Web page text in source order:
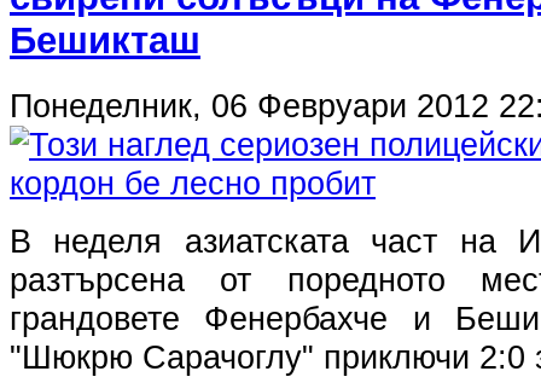
Бешикташ
Понеделник, 06 Февруари 2012
В неделя азиатската част на
разтърсена от поредното
грандовете Фенербахче и
"Шюкрю Сарачоглу" приключи 2:0